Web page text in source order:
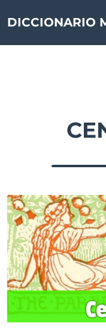
DICCIONARIO